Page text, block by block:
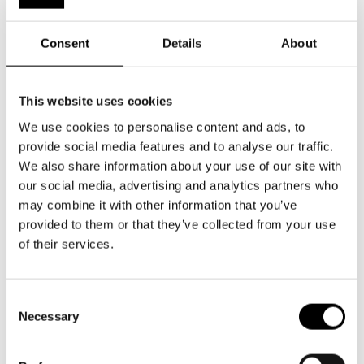
Consent Details About
This website uses cookies
We use cookies to personalise content and ads, to
provide social media features and to analyse our traffic.
We also share information about your use of our site with
our social media, advertising and analytics partners who
may combine it with other information that you’ve
provided to them or that they’ve collected from your use
of their services.
Selection
Necessary
Minna Kettunen-Enberg är utbildad till musikalartist på
IMTE i Åbo och avlade sin magisterexamen på Stockholms
Dramatiska högskola våren 2014. Minna har jobbat i
diverse uppsättningar på bland annat Unga Teatern,
Svenska Teatern, Åbo Svenska Teater, Helsingfors
Stadsteater och Alexandersteatern. Föreställningar Minna
perfekta livet, Pieni merenneito för att nämna några. Hösten
2024 är Minna även aktuell i föreställningen Äiti, vaimo ja
muita mahdottomuuksia som spelas på Alexandersteatern